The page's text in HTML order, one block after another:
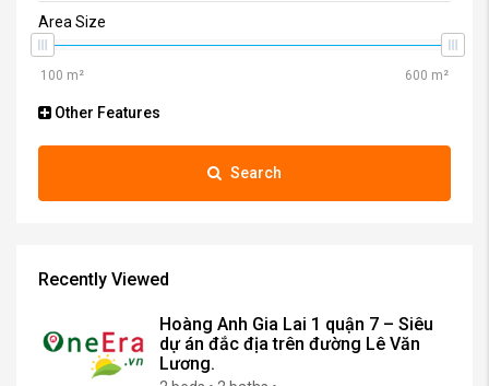
Area Size
Other Features
Search
Recently Viewed
Hoàng Anh Gia Lai 1 quận 7 – Siêu
dự án đắc địa trên đường Lê Văn
Lương.